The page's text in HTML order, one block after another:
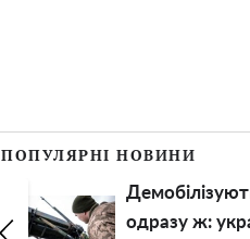
ПОПУЛЯРНІ НОВИНИ
Овочі швидко
з'являли: як